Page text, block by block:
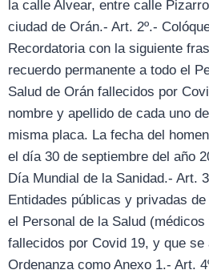
la calle Alvear, entre calle
ciudad de Orán.- Art. 2º.-
Recordatoria con la siguiente
recuerdo permanente a todo el
Salud de Orán fallecidos por
nombre y apellido de cada uno
misma placa. La fecha del
el día 30 de septiembre del año
Día Mundial de la Sanidad.- Art.
Entidades públicas y privadas
el Personal de la Salud
fallecidos por Covid 19, y que
Ordenanza como Anexo 1.- Art.